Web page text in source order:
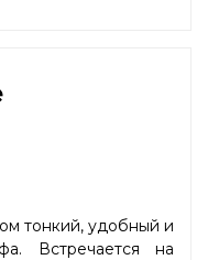
тонкий, удобный и
Встречается на